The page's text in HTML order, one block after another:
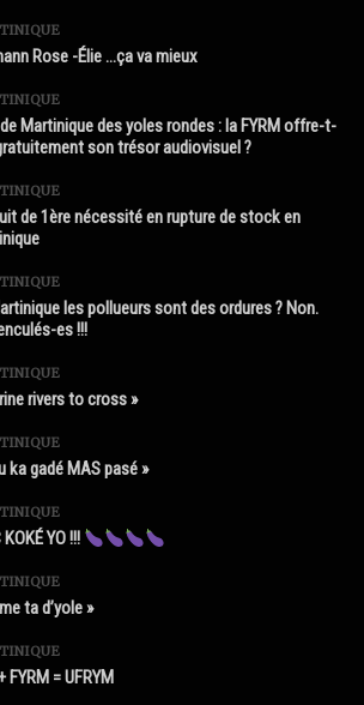
Rose -Élie …ça va mieux
Martinique des yoles rondes : la FYRM offre-t-
son trésor audiovisuel ?
de 1ère nécessité en rupture de stock en
les pollueurs sont des ordures ? Non.
es !!!
rivers to cross »
ka gadé MAS pasé »
YO !!!
ta d’yole »
FYRM = UFRYM